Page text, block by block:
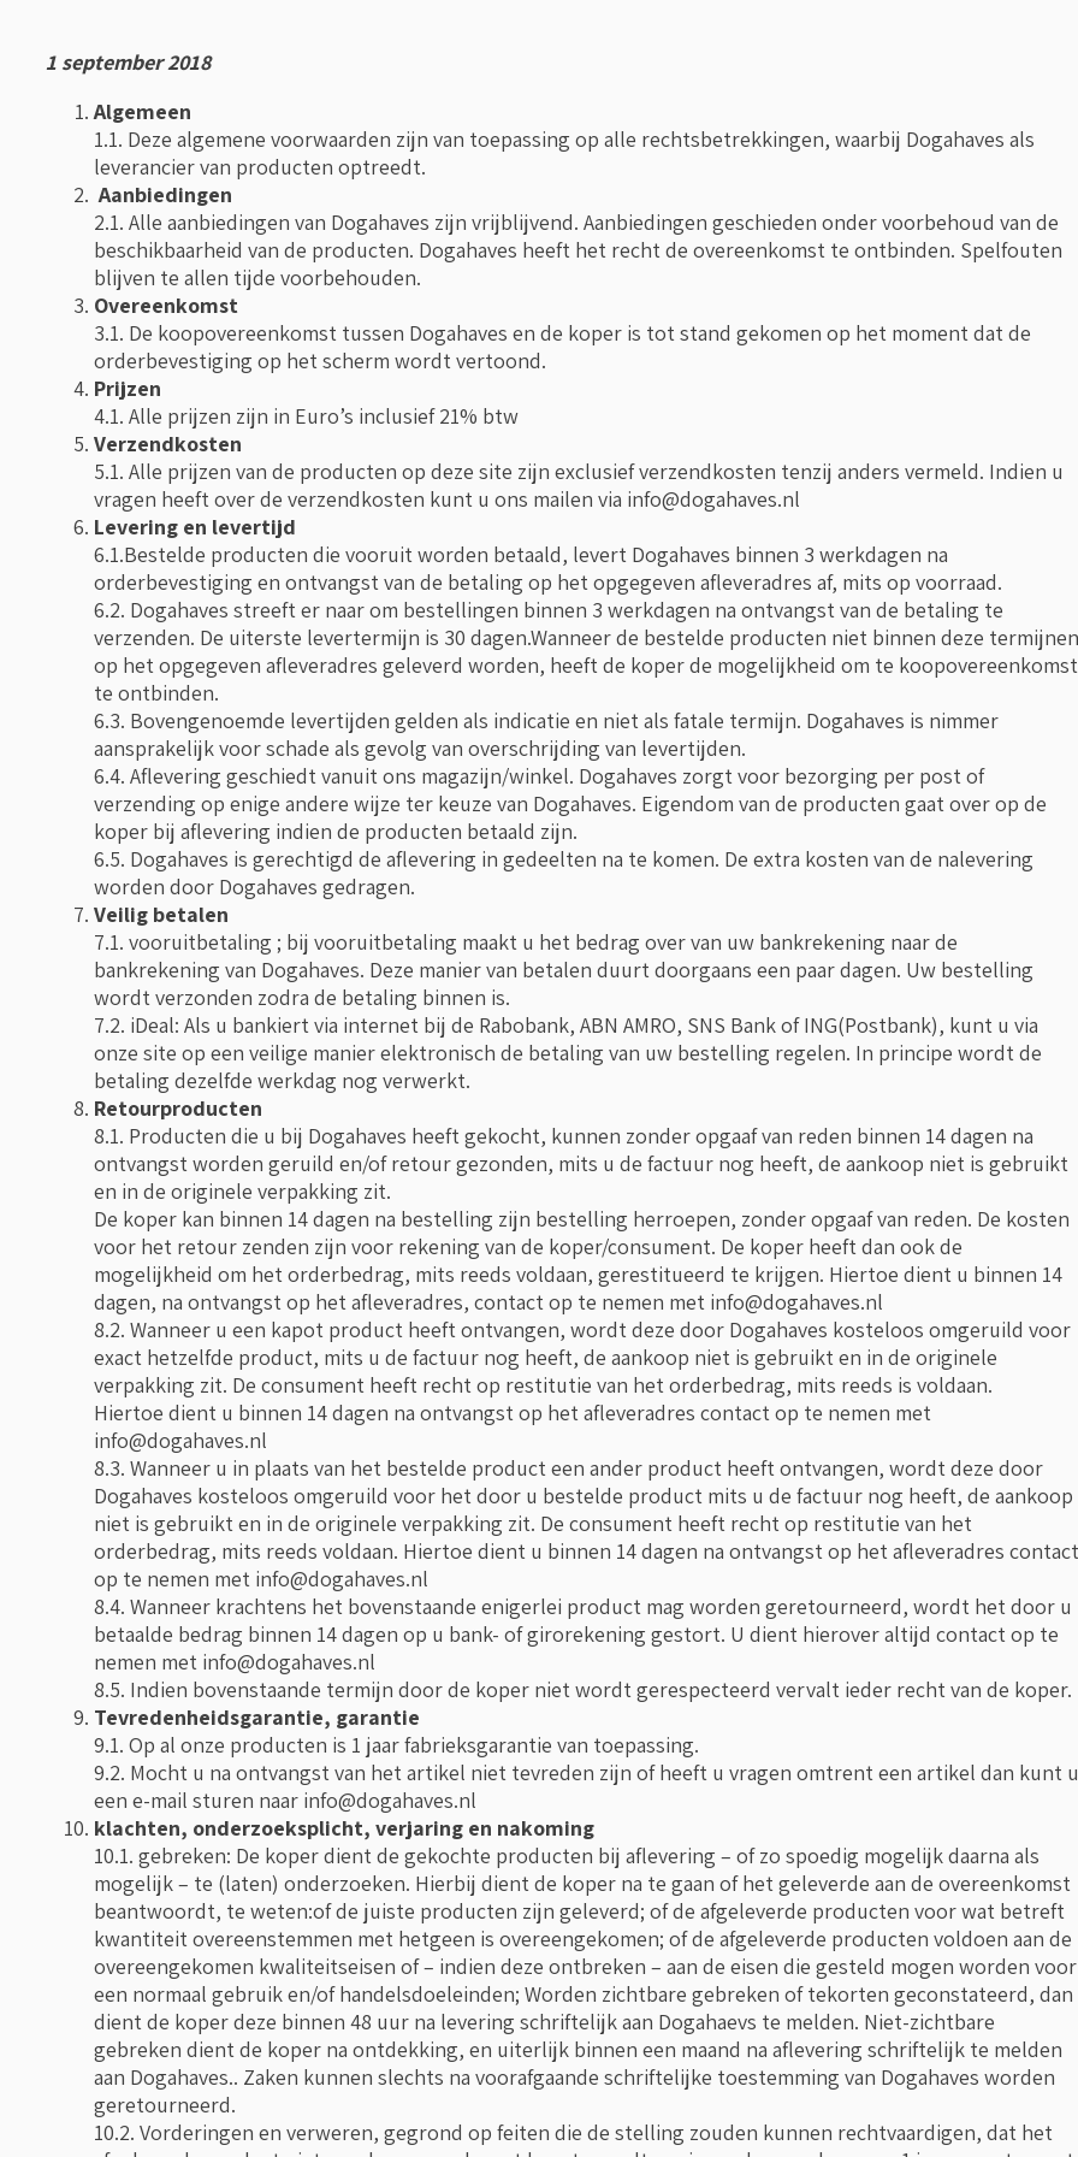
1 september 2018
Algemeen
1.1. Deze algemene voorwaarden zijn van toepassing op alle rechtsbetrekkingen, waarbij Dogahaves als
leverancier van producten optreedt.
Aanbiedingen
2.1. Alle aanbiedingen van Dogahaves zijn vrijblijvend. Aanbiedingen geschieden onder voorbehoud van de
beschikbaarheid van de producten. Dogahaves heeft het recht de overeenkomst te ontbinden. Spelfouten
blijven te allen tijde voorbehouden.
Overeenkomst
3.1. De koopovereenkomst tussen Dogahaves en de koper is tot stand gekomen op het moment dat de
orderbevestiging op het scherm wordt vertoond.
Prijzen
4.1. Alle prijzen zijn in Euro’s inclusief 21% btw
Verzendkosten
5.1. Alle prijzen van de producten op deze site zijn exclusief verzendkosten tenzij anders vermeld. Indien u
vragen heeft over de verzendkosten kunt u ons mailen via info@dogahaves.nl
Levering en levertijd
6.1.Bestelde producten die vooruit worden betaald, levert Dogahaves binnen 3 werkdagen na
orderbevestiging en ontvangst van de betaling op het opgegeven afleveradres af, mits op voorraad.
6.2. Dogahaves streeft er naar om bestellingen binnen 3 werkdagen na ontvangst van de betaling te
verzenden. De uiterste levertermijn is 30 dagen.Wanneer de bestelde producten niet binnen deze termijnen
op het opgegeven afleveradres geleverd worden, heeft de koper de mogelijkheid om te koopovereenkomst
te ontbinden.
6.3. Bovengenoemde levertijden gelden als indicatie en niet als fatale termijn. Dogahaves is nimmer
aansprakelijk voor schade als gevolg van overschrijding van levertijden.
6.4. Aflevering geschiedt vanuit ons magazijn/winkel. Dogahaves zorgt voor bezorging per post of
verzending op enige andere wijze ter keuze van Dogahaves. Eigendom van de producten gaat over op de
koper bij aflevering indien de producten betaald zijn.
6.5. Dogahaves is gerechtigd de aflevering in gedeelten na te komen. De extra kosten van de nalevering
worden door Dogahaves gedragen.
Veilig betalen
7.1. vooruitbetaling ; bij vooruitbetaling maakt u het bedrag over van uw bankrekening naar de
bankrekening van Dogahaves. Deze manier van betalen duurt doorgaans een paar dagen. Uw bestelling
wordt verzonden zodra de betaling binnen is.
7.2. iDeal: Als u bankiert via internet bij de Rabobank, ABN AMRO, SNS Bank of ING(Postbank), kunt u via
onze site op een veilige manier elektronisch de betaling van uw bestelling regelen. In principe wordt de
betaling dezelfde werkdag nog verwerkt.
Retourproducten
8.1. Producten die u bij Dogahaves heeft gekocht, kunnen zonder opgaaf van reden binnen 14 dagen na
ontvangst worden geruild en/of retour gezonden, mits u de factuur nog heeft, de aankoop niet is gebruikt
en in de originele verpakking zit.
De koper kan binnen 14 dagen na bestelling zijn bestelling herroepen, zonder opgaaf van reden. De kosten
voor het retour zenden zijn voor rekening van de koper/consument. De koper heeft dan ook de
mogelijkheid om het orderbedrag, mits reeds voldaan, gerestitueerd te krijgen. Hiertoe dient u binnen 14
dagen, na ontvangst op het afleveradres, contact op te nemen met info@dogahaves.nl
8.2. Wanneer u een kapot product heeft ontvangen, wordt deze door Dogahaves kosteloos omgeruild voor
exact hetzelfde product, mits u de factuur nog heeft, de aankoop niet is gebruikt en in de originele
verpakking zit. De consument heeft recht op restitutie van het orderbedrag, mits reeds is voldaan.
Hiertoe dient u binnen 14 dagen na ontvangst op het afleveradres contact op te nemen met
info@dogahaves.nl
8.3. Wanneer u in plaats van het bestelde product een ander product heeft ontvangen, wordt deze door
Dogahaves kosteloos omgeruild voor het door u bestelde product mits u de factuur nog heeft, de aankoop
niet is gebruikt en in de originele verpakking zit. De consument heeft recht op restitutie van het
orderbedrag, mits reeds voldaan. Hiertoe dient u binnen 14 dagen na ontvangst op het afleveradres contact
op te nemen met info@dogahaves.nl
8.4. Wanneer krachtens het bovenstaande enigerlei product mag worden geretourneerd, wordt het door u
betaalde bedrag binnen 14 dagen op u bank- of girorekening gestort. U dient hierover altijd contact op te
nemen met info@dogahaves.nl
8.5. Indien bovenstaande termijn door de koper niet wordt gerespecteerd vervalt ieder recht van de koper.
Tevredenheidsgarantie, garantie
9.1. Op al onze producten is 1 jaar fabrieksgarantie van toepassing.
9.2. Mocht u na ontvangst van het artikel niet tevreden zijn of heeft u vragen omtrent een artikel dan kunt u
een e-mail sturen naar info@dogahaves.nl
klachten, onderzoeksplicht, verjaring en nakoming
10.1. gebreken: De koper dient de gekochte producten bij aflevering – of zo spoedig mogelijk daarna als
mogelijk – te (laten) onderzoeken. Hierbij dient de koper na te gaan of het geleverde aan de overeenkomst
beantwoordt, te weten:of de juiste producten zijn geleverd; of de afgeleverde producten voor wat betreft
kwantiteit overeenstemmen met hetgeen is overeengekomen; of de afgeleverde producten voldoen aan de
overeengekomen kwaliteitseisen of – indien deze ontbreken – aan de eisen die gesteld mogen worden voor
een normaal gebruik en/of handelsdoeleinden; Worden zichtbare gebreken of tekorten geconstateerd, dan
dient de koper deze binnen 48 uur na levering schriftelijk aan Dogahaevs te melden. Niet-zichtbare
gebreken dient de koper na ontdekking, en uiterlijk binnen een maand na aflevering schriftelijk te melden
aan Dogahaves.. Zaken kunnen slechts na voorafgaande schriftelijke toestemming van Dogahaves worden
geretourneerd.
10.2. Vorderingen en verweren, gegrond op feiten die de stelling zouden kunnen rechtvaardigen, dat het